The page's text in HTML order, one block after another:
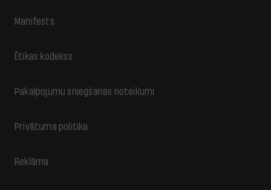
Manifests
Ētikas kodekss
Pakalpojumu sniegšanas noteikumi
Privātuma politika
Reklāma